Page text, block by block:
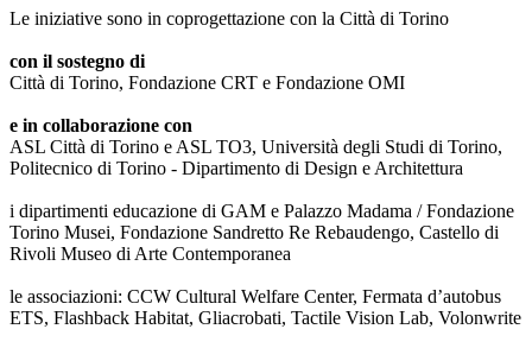
Le iniziative sono in coprogettazione con la Città di Torino
con il sostegno di
Città di Torino, Fondazione CRT e Fondazione OMI
e in collaborazione con
ASL Città di Torino e ASL TO3, Università degli Studi di Torino,
Politecnico di Torino - Dipartimento di Design e Architettura
i dipartimenti educazione di GAM e Palazzo Madama / Fondazione
Torino Musei, Fondazione Sandretto Re Rebaudengo, Castello di
Rivoli Museo di Arte Contemporanea
le associazioni: CCW Cultural Welfare Center, Fermata d’autobus
ETS, Flashback Habitat, Gliacrobati, Tactile Vision Lab, Volonwrite